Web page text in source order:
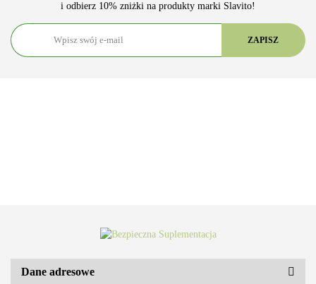
i odbierz 10% zniżki na produkty marki Slavito!
Dane adresowe